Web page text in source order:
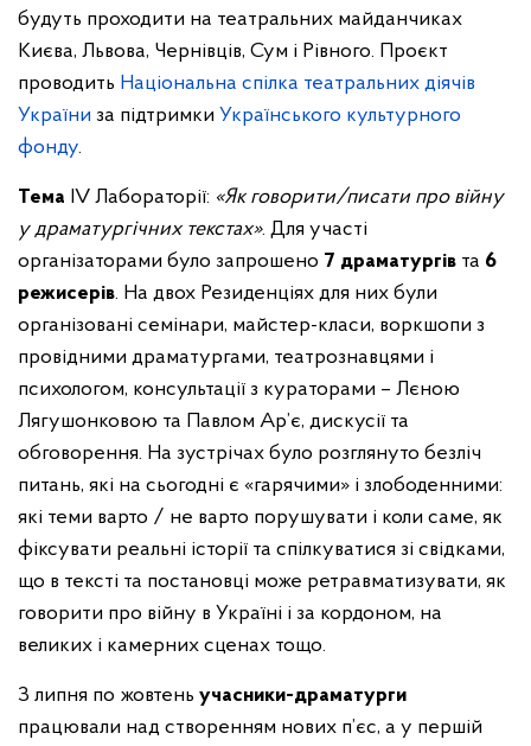
будуть проходити на театральних майданчиках
Києва, Львова, Чернівців, Сум і Рівного. Проєкт
проводить Національна спілка театральних діячів
України за підтримки Українського культурного
фонду.
Тема ІV Лабораторії: «Як говорити/писати про війну
у драматургічних текстах». Для участі
організаторами було запрошено 7 драматургів та 6
режисерів. На двох Резиденціях для них були
організовані семінари, майстер-класи, воркшопи з
провідними драматургами, театрознавцями і
психологом, консультації з кураторами – Лєною
Лягушонковою та Павлом Ар’є, дискусії та
обговорення. На зустрічах було розглянуто безліч
питань, які на сьогодні є «гарячими» і злободенними:
які теми варто / не варто порушувати і коли саме, як
фіксувати реальні історії та спілкуватися зі свідками,
що в тексті та постановці може ретравматизувати, як
говорити про війну в Україні і за кордоном, на
великих і камерних сценах тощо.
З липня по жовтень учасники-драматурги
працювали над створенням нових п’єс, а у першій